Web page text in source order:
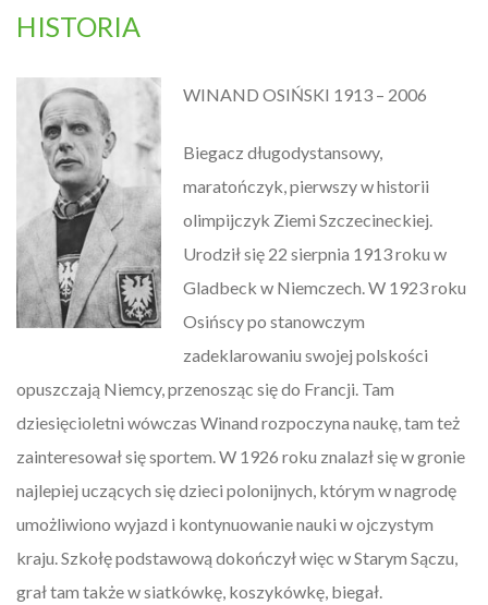
HISTORIA
WINAND OSIŃSKI 1913 – 2006
Biegacz długodystansowy,
maratończyk, pierwszy w historii
olimpijczyk Ziemi Szczecineckiej.
Urodził się 22 sierpnia 1913 roku w
Gladbeck w Niemczech. W 1923 roku
Osińscy po stanowczym
zadeklarowaniu swojej polskości
opuszczają Niemcy, przenosząc się do Francji. Tam
dziesięcioletni wówczas Winand rozpoczyna naukę, tam też
zainteresował się sportem. W 1926 roku znalazł się w gronie
najlepiej uczących się dzieci polonijnych, którym w nagrodę
umożliwiono wyjazd i kontynuowanie nauki w ojczystym
kraju. Szkołę podstawową dokończył więc w Starym Sączu,
grał tam także w siatkówkę, koszykówkę, biegał.